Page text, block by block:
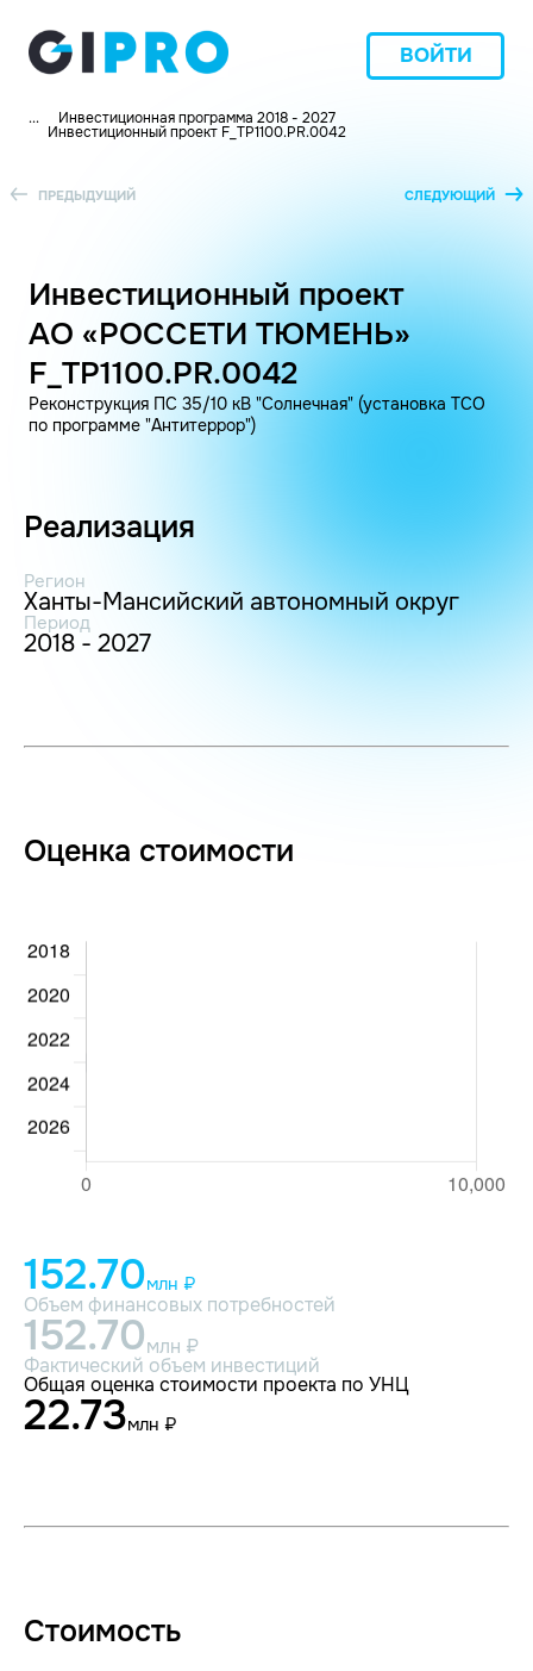
ВОЙТИ
... Инвестиционная программа 2018 - 2027
Инвестиционный проект F_TP1100.PR.0042
ПРЕДЫДУЩИЙ СЛЕДУЮЩИЙ
Инвестиционный проект
АО «РОССЕТИ ТЮМЕНЬ»
F_TP1100.PR.0042
Реконструкция ПС 35/10 кВ "Солнечная" (установка ТСО
по программе "Антитеррор")
Реализация
Регион
Ханты-Мансийский автономный округ
Период
2018 - 2027
Оценка стоимости
152.70млн ₽
Объем финансовых потребностей
152.70млн ₽
Фактический объем инвестиций
Общая оценка стоимости проекта по УНЦ
22.73млн ₽
Стоимость